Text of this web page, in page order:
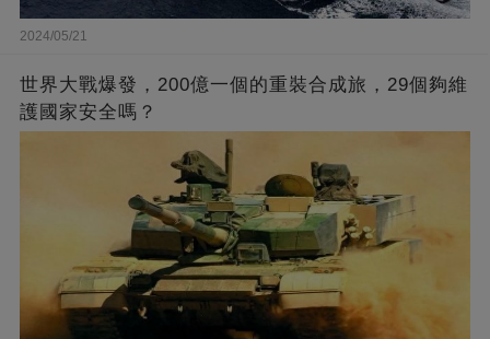
2024/05/21
世界大戰爆發，200億一個的重裝合成旅，29個夠維
護國家安全嗎？